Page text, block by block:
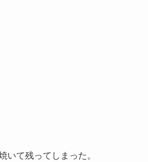
いて残ってしまった。